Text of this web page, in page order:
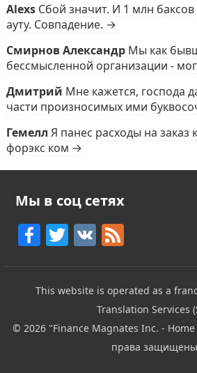
Alexs Сбой значит. И 1 млн
ауту. Совпадение. →
Смирнов Александр Мы как
бессмысленной организации -
Дмитрий Мне кажется, господа
части произносимых ими
Гемелл Я панес расходы на заказ
форэкс ком →
Мы в соц сетях
F
c
e
b
T
itt
er
V F
e
d
This website is operated as a
Translation Services
© 2026 "Finance Magnates Inc. -
права